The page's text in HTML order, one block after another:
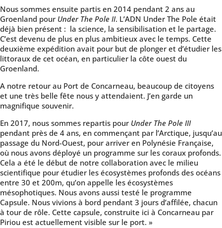
Nous sommes ensuite partis en 2014 pendant 2 ans au
Groenland pour Under The Pole II. L’ADN Under The Pole était
déjà bien présent : la science, la sensibilisation et le partage.
C’est devenu de plus en plus ambitieux avec le temps. Cette
deuxième expédition avait pour but de plonger et d’étudier les
littoraux de cet océan, en particulier la côte ouest du
Groenland.
A notre retour au Port de Concarneau, beaucoup de citoyens
et une très belle fête nous y attendaient. J’en garde un
magnifique souvenir.
En 2017, nous sommes repartis pour Under The Pole III
pendant près de 4 ans, en commençant par l’Arctique, jusqu’au
passage du Nord-Ouest, pour arriver en Polynésie Française,
où nous avons déployé un programme sur les coraux profonds.
Cela a été le début de notre collaboration avec le milieu
scientifique pour étudier les écosystèmes profonds des océans
entre 30 et 200m, qu’on appelle les écosystèmes
mésophotiques. Nous avons aussi testé le programme
Capsule. Nous vivions à bord pendant 3 jours d’affilée, chacun
à tour de rôle. Cette capsule, construite ici à Concarneau par
Piriou est actuellement visible sur le port. »